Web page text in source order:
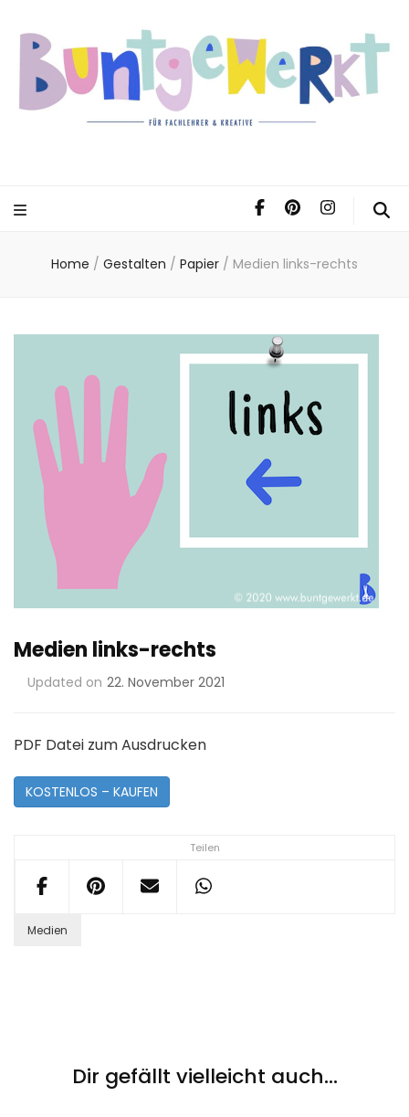
Home / Gestalten / Papier / Medien links-rechts
Medien links-rechts
Updated on 22. November 2021
Teilen
PDF Datei zum Ausdrucken
KOSTENLOS – KAUFEN
Medien
Dir gefällt vielleicht auch...